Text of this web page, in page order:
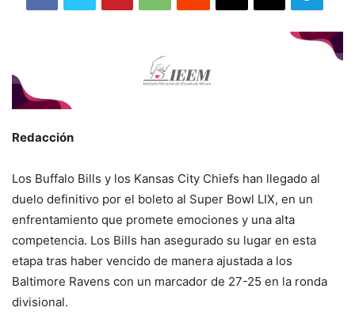
Redacción
Los Buffalo Bills y los Kansas City Chiefs han llegado al
duelo definitivo por el boleto al Super Bowl LIX, en un
enfrentamiento que promete emociones y una alta
competencia. Los Bills han asegurado su lugar en esta
etapa tras haber vencido de manera ajustada a los
Baltimore Ravens con un marcador de 27-25 en la ronda
divisional.